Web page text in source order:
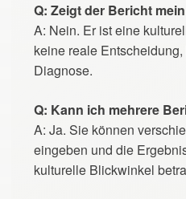
Q: Zeigt der Bericht
A: Nein. Er ist eine
keine reale
Diagnose.
Q: Kann ich mehrere
A: Ja. Sie können
eingeben und die
kulturelle Blickwinkel